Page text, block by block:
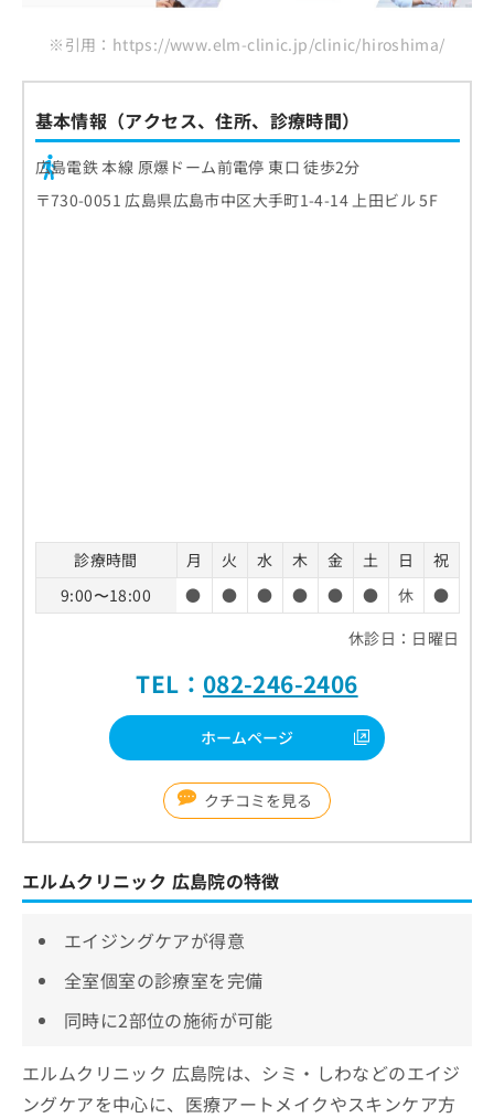
※引用：https://www.elm-clinic.jp/clinic/hiroshima/
基本情報（アクセス、住所、診療時間）
広島電鉄 本線 原爆ドーム前電停 東口 徒歩2分
〒730-0051 広島県広島市中区大手町1-4-14 上田ビル 5F
診療時間 月 火 水 木 金 土 日
祝
9:00〜18:00
● ● ● ● ● ● 休
●
休診日：日曜日
TEL： 082-246-2406
ホームページ
クチコミを見る
エルムクリニック 広島院の特徴
エイジングケアが得意
全室個室の診療室を完備
同時に2部位の施術が可能
エルムクリニック 広島院は、シミ・しわなどのエイジ
ングケアを中心に、医療アートメイクやスキンケア方